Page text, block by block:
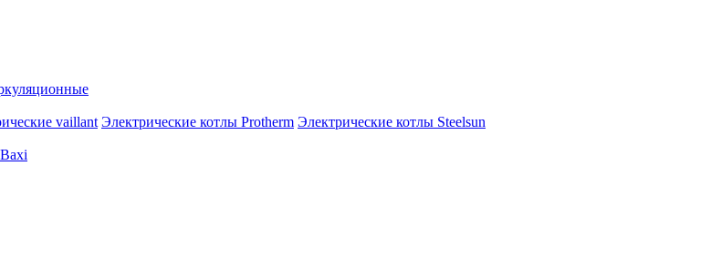
vaillant Электрические котлы Protherm Электрические котлы Steelsun